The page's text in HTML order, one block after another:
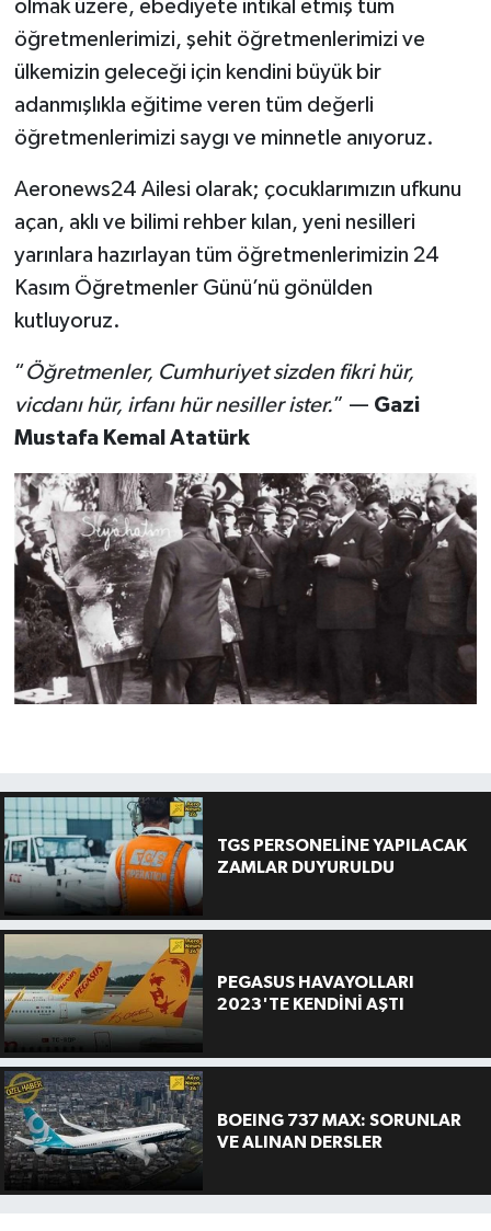
olmak üzere, ebediyete intikal etmiş tüm
öğretmenlerimizi, şehit öğretmenlerimizi ve
ülkemizin geleceği için kendini büyük bir
adanmışlıkla eğitime veren tüm değerli
öğretmenlerimizi saygı ve minnetle anıyoruz.
Aeronews24 Ailesi olarak; çocuklarımızın ufkunu
açan, aklı ve bilimi rehber kılan, yeni nesilleri
yarınlara hazırlayan tüm öğretmenlerimizin 24
Kasım Öğretmenler Günü’nü gönülden
kutluyoruz.
“ Öğretmenler, Cumhuriyet sizden fikri hür,
vicdanı hür, irfanı hür nesiller ister.” — Gazi
Mustafa Kemal Atatürk
TGS PERSONELİNE YAPILACAK
ZAMLAR DUYURULDU
PEGASUS HAVAYOLLARI
2023'TE KENDİNİ AŞTI
BOEING 737 MAX: SORUNLAR
VE ALINAN DERSLER